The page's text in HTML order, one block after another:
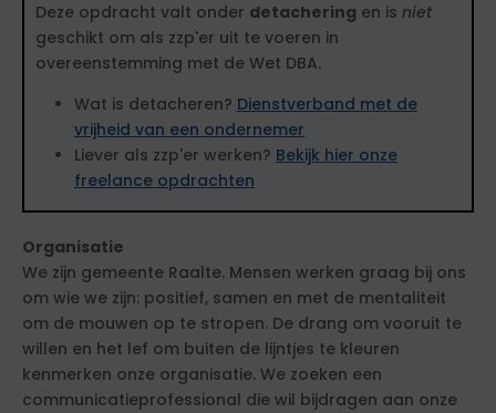
Deze opdracht valt onder detachering en is niet
geschikt om als zzp'er uit te voeren in
overeenstemming met de Wet DBA.
Wat is detacheren? Dienstverband met de
vrijheid van een ondernemer
Liever als zzp'er werken? Bekijk hier onze
freelance opdrachten
Organisatie
We zijn gemeente Raalte. Mensen werken graag bij ons
om wie we zijn: positief, samen en met de mentaliteit
om de mouwen op te stropen. De drang om vooruit te
willen en het lef om buiten de lijntjes te kleuren
kenmerken onze organisatie. We zoeken een
communicatieprofessional die wil bijdragen aan onze